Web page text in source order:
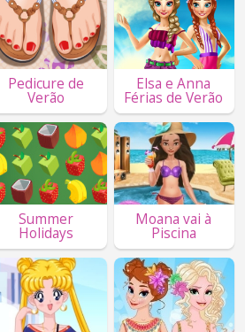
Pedicure de
Verão
Elsa e Anna
Férias de Verão
Summer
Holidays
Moana vai à
Piscina